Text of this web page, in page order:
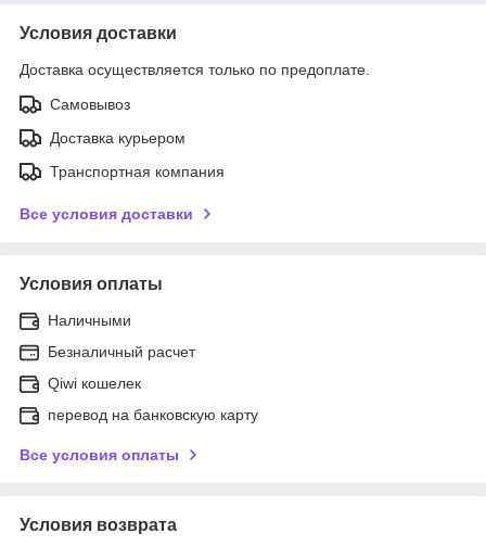
Условия доставки
Доставка осуществляется только по предоплате.
Самовывоз
Доставка курьером
Транспортная компания
Все условия доставки
Условия оплаты
Наличными
Безналичный расчет
Qiwi кошелек
перевод на банковскую карту
Все условия оплаты
Условия возврата